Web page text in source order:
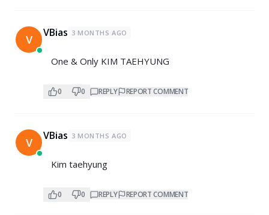
V VBias 3 MONTHS AGO
One & Only KIM TAEHYUNG
0 0 REPLY REPORT COMMENT
V VBias 3 MONTHS AGO
Kim taehyung
0 0 REPLY REPORT COMMENT